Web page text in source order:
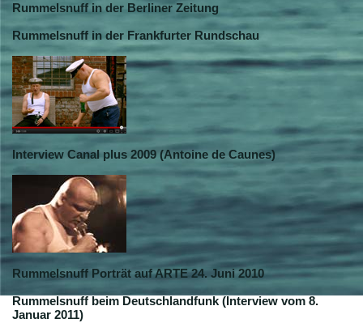
Rummelsnuff in der Berliner Zeitung
Rummelsnuff in der Frankfurter Rundschau
Interview Canal plus 2009 (Antoine de Caunes)
Rummelsnuff Porträt auf ARTE 24. Juni 2010
Rummelsnuff beim Deutschlandfunk (Interview vom 8.
Januar 2011)